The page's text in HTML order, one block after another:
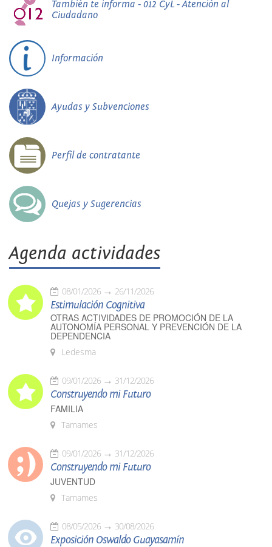
También te informa - 012 CyL - Atención al
Ciudadano
Información
Ayudas y Subvenciones
Perfil de contratante
Quejas y Sugerencias
Agenda actividades
08/01/2026 26/11/2026
Estimulación Cognitiva
OTRAS ACTIVIDADES DE PROMOCIÓN DE LA
AUTONOMÍA PERSONAL Y PREVENCIÓN DE LA
DEPENDENCIA
Ledesma
09/01/2026 31/12/2026
Construyendo mi Futuro
FAMILIA
Tamames
09/01/2026 31/12/2026
Construyendo mi Futuro
JUVENTUD
Tamames
08/05/2026 30/08/2026
Exposición Oswaldo Guayasamín